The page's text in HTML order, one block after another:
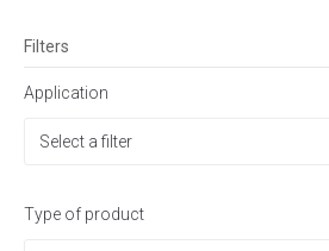
Filters
Application
Select a filter
Type of product